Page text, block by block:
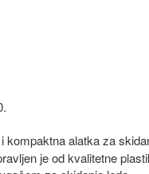
kompaktna alatka za
je od kvalitetne